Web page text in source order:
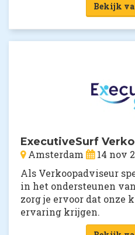
Bekijk
ExecutiveSurf
Amsterdam
14 nov
Als Verkoopadviseur
in het ondersteunen
zorg je ervoor dat onze
ervaring krijgen.